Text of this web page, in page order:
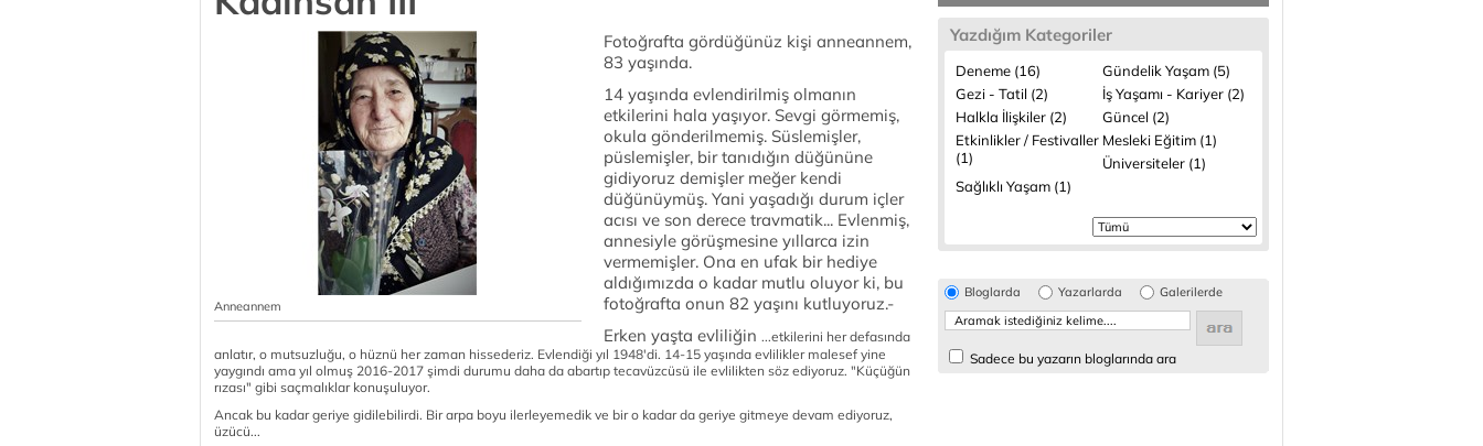
Anneannem
Fotoğrafta gördüğünüz kişi anneannem,
83 yaşında.
14 yaşında evlendirilmiş olmanın
etkilerini hala yaşıyor. Sevgi görmemiş,
okula gönderilmemiş. Süslemişler,
püslemişler, bir tanıdığın düğününe
gidiyoruz demişler meğer kendi
düğünüymüş. Yani yaşadığı durum içler
acısı ve son derece travmatik... Evlenmiş,
annesiyle görüşmesine yıllarca izin
vermemişler. Ona en ufak bir hediye
aldığımızda o kadar mutlu oluyor ki, bu
fotoğrafta onun 82 yaşını kutluyoruz.-
Erken yaşta evliliğin ...etkilerini her defasında
anlatır, o mutsuzluğu, o hüznü her zaman hissederiz. Evlendiği yıl 1948'di. 14-15 yaşında evlilikler malesef yine
yaygındı ama yıl olmuş 2016-2017 şimdi durumu daha da abartıp tecavüzcüsü ile evlilikten söz ediyoruz. "Küçüğün
rızası" gibi saçmalıklar konuşuluyor.
Ancak bu kadar geriye gidilebilirdi. Bir arpa boyu ilerleyemedik ve bir o kadar da geriye gitmeye devam ediyoruz,
üzücü...
Yazdığım Kategoriler
Deneme (16)
Gündelik Yaşam (5)
Gezi - Tatil (2)
İş Yaşamı - Kariyer (2)
Halkla İlişkiler (2)
Güncel (2)
Etkinlikler / Festivaller
(1)
Mesleki Eğitim (1)
Üniversiteler (1)
Sağlıklı Yaşam (1)
Bloglarda Yazarlarda Galerilerde
Sadece bu yazarın bloglarında ara